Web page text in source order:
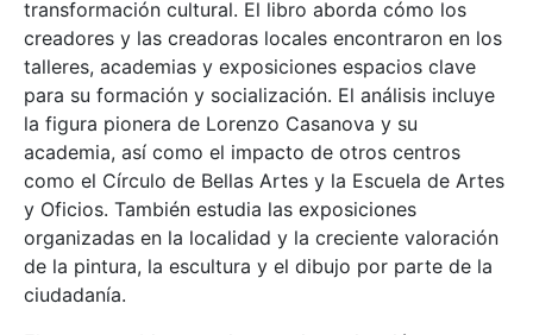
transformación cultural. El libro aborda cómo los
creadores y las creadoras locales encontraron en los
talleres, academias y exposiciones espacios clave
para su formación y socialización. El análisis incluye
la figura pionera de Lorenzo Casanova y su
academia, así como el impacto de otros centros
como el Círculo de Bellas Artes y la Escuela de Artes
y Oficios. También estudia las exposiciones
organizadas en la localidad y la creciente valoración
de la pintura, la escultura y el dibujo por parte de la
ciudadanía.